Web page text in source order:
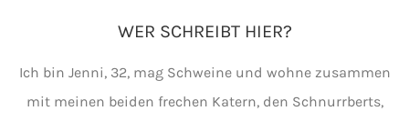
WER SCHREIBT HIER?
Ich bin Jenni, 32, mag Schweine und wohne zusammen
mit meinen beiden frechen Katern, den Schnurrberts,